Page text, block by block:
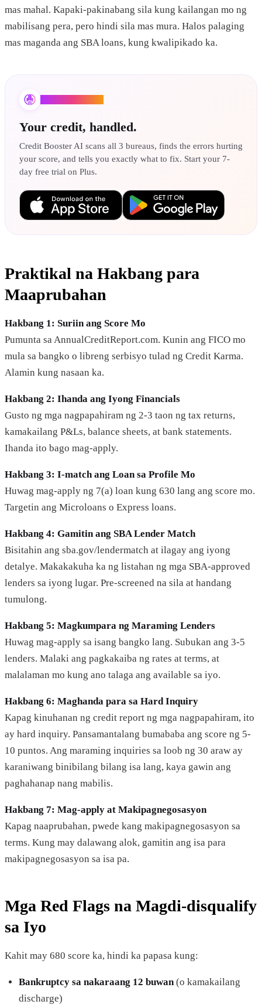
mas mahal. Kapaki-pakinabang sila kung kailangan mo ng
mabilisang pera, pero hindi sila mas mura. Halos palaging
mas maganda ang SBA loans, kung kwalipikado ka.
Your credit, handled.
Credit Booster AI scans all 3 bureaus, finds the errors hurting
your score, and tells you exactly what to fix. Start your 7-
day free trial on Plus.
Praktikal na Hakbang para
Maaprubahan
Hakbang 1: Suriin ang Score Mo
Pumunta sa AnnualCreditReport.com. Kunin ang FICO mo
mula sa bangko o libreng serbisyo tulad ng Credit Karma.
Alamin kung nasaan ka.
Hakbang 2: Ihanda ang Iyong Financials
Gusto ng mga nagpapahiram ng 2-3 taon ng tax returns,
kamakailang P&Ls, balance sheets, at bank statements.
Ihanda ito bago mag-apply.
Hakbang 3: I-match ang Loan sa Profile Mo
Huwag mag-apply ng 7(a) loan kung 630 lang ang score mo.
Targetin ang Microloans o Express loans.
Hakbang 4: Gamitin ang SBA Lender Match
Bisitahin ang sba.gov/lendermatch at ilagay ang iyong
detalye. Makakakuha ka ng listahan ng mga SBA-approved
lenders sa iyong lugar. Pre-screened na sila at handang
tumulong.
Hakbang 5: Magkumpara ng Maraming Lenders
Huwag mag-apply sa isang bangko lang. Subukan ang 3-5
lenders. Malaki ang pagkakaiba ng rates at terms, at
malalaman mo kung ano talaga ang available sa iyo.
Hakbang 6: Maghanda para sa Hard Inquiry
Kapag kinuhanan ng credit report ng mga nagpapahiram, ito
ay hard inquiry. Pansamantalang bumababa ang score ng 5-
10 puntos. Ang maraming inquiries sa loob ng 30 araw ay
karaniwang binibilang bilang isa lang, kaya gawin ang
paghahanap nang mabilis.
Hakbang 7: Mag-apply at Makipagnegosasyon
Kapag naaprubahan, pwede kang makipagnegosasyon sa
terms. Kung may dalawang alok, gamitin ang isa para
makipagnegosasyon sa isa pa.
Mga Red Flags na Magdi-disqualify
sa Iyo
Kahit may 680 score ka, hindi ka papasa kung:
Bankruptcy sa nakaraang 12 buwan(o kamakailang
discharge)